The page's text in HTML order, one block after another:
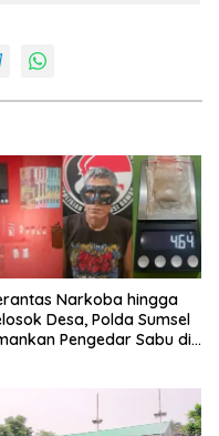
Narkoba hingga
Desa, Polda Sumsel
Pengedar Sabu di